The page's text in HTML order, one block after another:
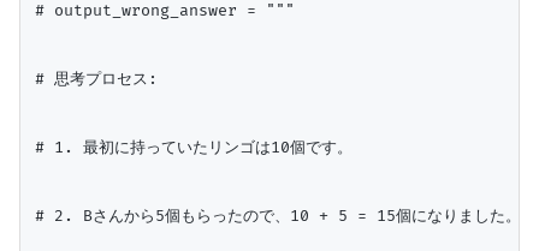
# output_wrong_answer = """
# 思考プロセス:
# 1. 最初に持っていたリンゴは10個です。
# 2. Bさんから5個もらったので、10 + 5 = 15個になりました。